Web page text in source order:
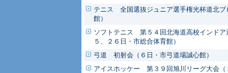
テニス 全国選抜ジュニア選手権光杯道北ブ
館）
ソフトテニス 第５４回北海道高校インド
５、２６日・市総合体育館）
弓道 初射会（６日・市弓道場誠心館）
アイスホッケー 第３９回旭川リーグ大会（